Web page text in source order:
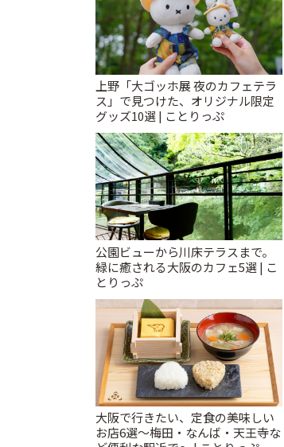
上野「大ゴッホ展 夜のカフェテラ
ス」で見つけた、オリジナル限定
グッズ10選 | ことりっぷ
公園ビューから川床テラスまで。
緑に癒される大阪のカフェ5選 | こ
とりっぷ
大阪で行きたい、定食の美味しい
お店6選〜梅田・なんば・天王寺な